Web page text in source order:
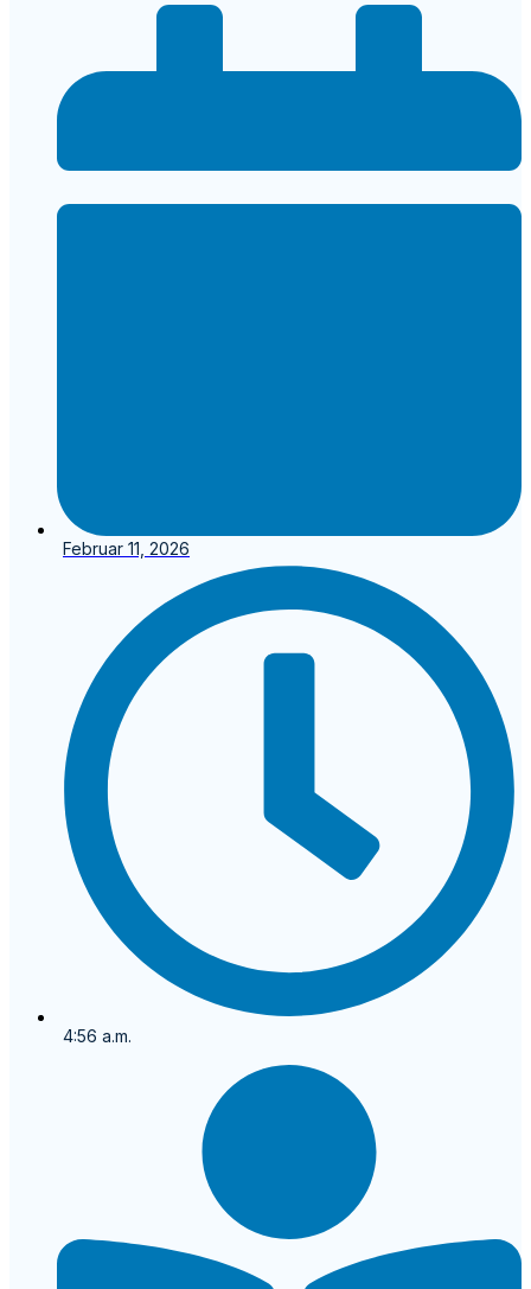
Februar 11, 2026
4:56 a.m.